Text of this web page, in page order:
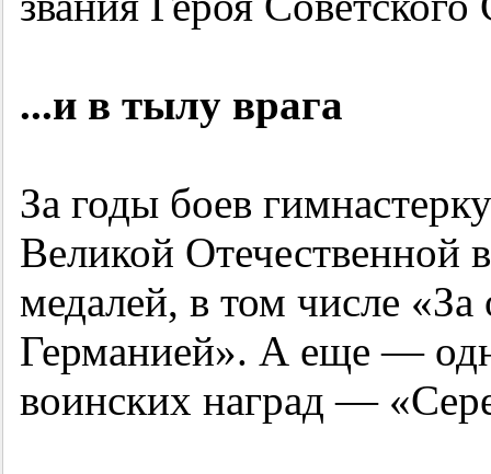
...и в тылу врага
За годы боев
Великой Отечественной
медалей, в том числе «За
Германией». А еще —
воинских наград —